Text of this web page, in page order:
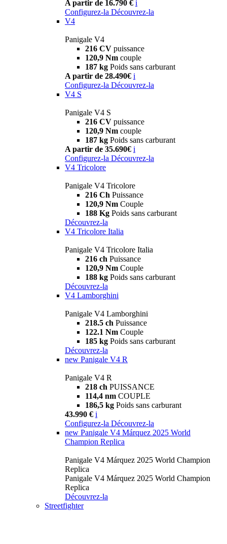
A partir de 16.790 € i
Configurez-la Découvrez-la
V4
Panigale V4
216 CV puissance
120,9 Nm couple
187 kg Poids sans carburant
A partir de 28.490€ i
Configurez-la Découvrez-la
V4 S
Panigale V4 S
216 CV puissance
120,9 Nm couple
187 kg Poids sans carburant
A partir de 35.690€ i
Configurez-la Découvrez-la
V4 Tricolore
Panigale V4 Tricolore
216 Ch Puissance
120,9 Nm Couple
188 Kg Poids sans carburant
Découvrez-la
V4 Tricolore Italia
Panigale V4 Tricolore Italia
216 ch Puissance
120,9 Nm Couple
188 kg Poids sans carburant
Découvrez-la
V4 Lamborghini
Panigale V4 Lamborghini
218.5 ch Puissance
122.1 Nm Couple
185 kg Poids sans carburant
Découvrez-la
new Panigale V4 R
Panigale V4 R
218 ch PUISSANCE
114,4 nm COUPLE
186,5 kg Poids sans carburant
43.990 € i
Configurez-la Découvrez-la
new Panigale V4 Márquez 2025 World
Champion Replica
Panigale V4 Márquez 2025 World Champion
Replica
Panigale V4 Márquez 2025 World Champion
Replica
Découvrez-la
Streetfighter